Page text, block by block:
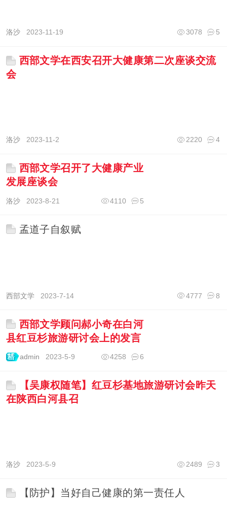
洛沙2023-11-19 5
3078
西部文学在西安召开大健康第二次座谈交流
会
洛沙2023-11-2 4
2220
西部文学召开了大健康产业
发展座谈会
洛沙2023-8-21 5
4110
孟道子自叙赋
西部文学 2023-7-14 8
4777
西部文学顾问郝小奇在白河
县红豆杉旅游研讨会上的发言
admin 2023-5-9 6
4258
【吴康权随笔】红豆杉基地旅游研讨会昨天
在陕西白河县召
洛沙2023-5-9 3
2489
【防护】当好自己健康的第一责任人